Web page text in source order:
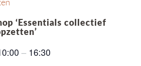
‘Essentials collectief
– 16:30